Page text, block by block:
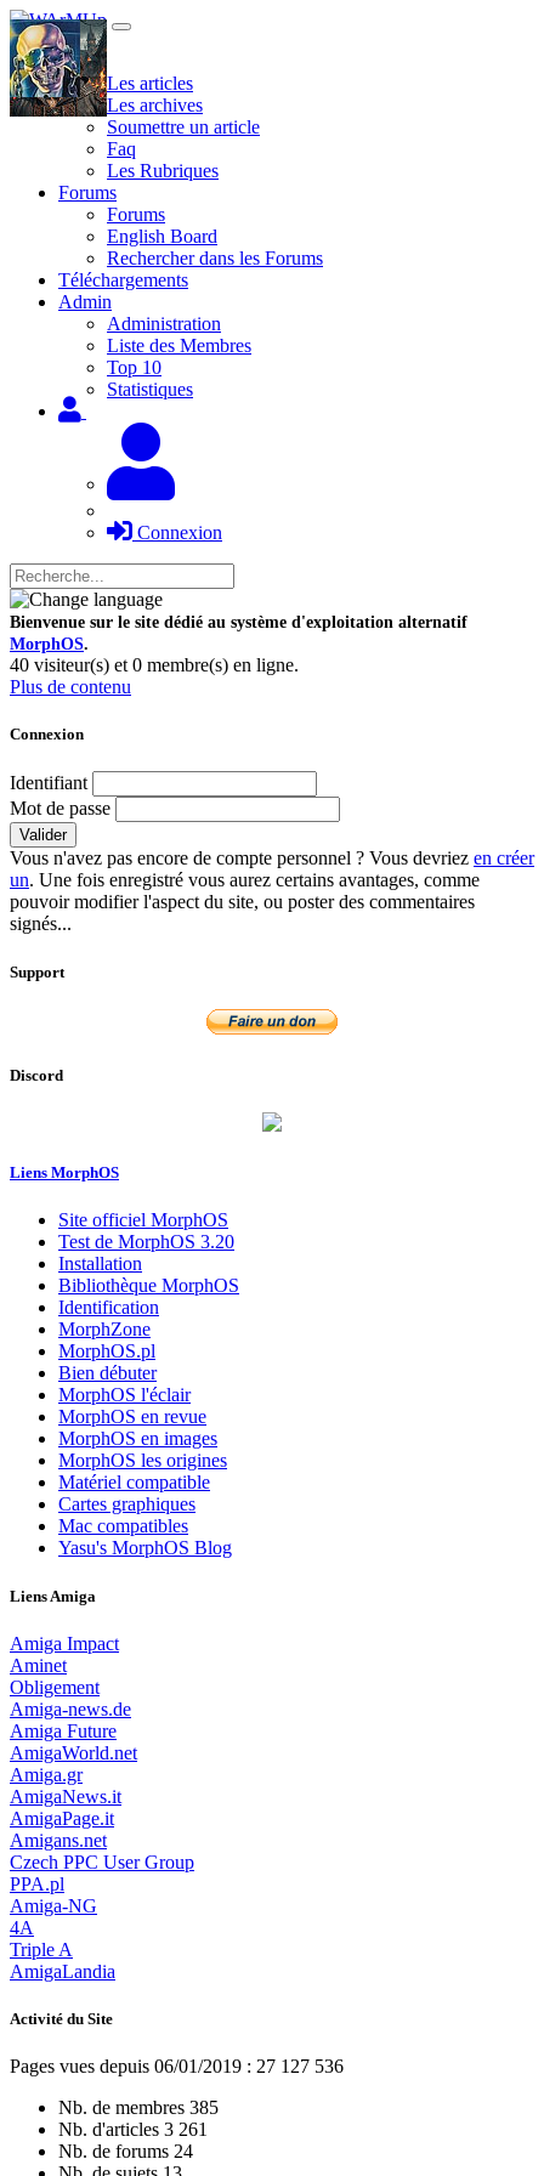
Site
Les articles
Les archives
Soumettre un article
Faq
Les Rubriques
Forums
Forums
English Board
Rechercher dans les Forums
Téléchargements
Admin
Administration
Liste des Membres
Top 10
Statistiques
Connexion
Bienvenue sur le site dédié au système d'exploitation alternatif
MorphOS.
40 visiteur(s) et 0 membre(s) en ligne.
Plus de contenu
Connexion
Identifiant
Mot de passe
Valider
Vous n'avez pas encore de compte personnel ? Vous devriez en créer
un. Une fois enregistré vous aurez certains avantages, comme
pouvoir modifier l'aspect du site, ou poster des commentaires
signés...
Support
Discord
Liens MorphOS
Site officiel MorphOS
Test de MorphOS 3.20
Installation
Bibliothèque MorphOS
Identification
MorphZone
MorphOS.pl
Bien débuter
MorphOS l'éclair
MorphOS en revue
MorphOS en images
MorphOS les origines
Matériel compatible
Cartes graphiques
Mac compatibles
Yasu's MorphOS Blog
Liens Amiga
Amiga Impact
Aminet
Obligement
Amiga-news.de
Amiga Future
AmigaWorld.net
Amiga.gr
AmigaNews.it
AmigaPage.it
Amigans.net
Czech PPC User Group
PPA.pl
Amiga-NG
4A
Triple A
AmigaLandia
Activité du Site
Pages vues depuis 06/01/2019 : 27 127 536
Nb. de membres 385
Nb. d'articles 3 261
Nb. de forums 24